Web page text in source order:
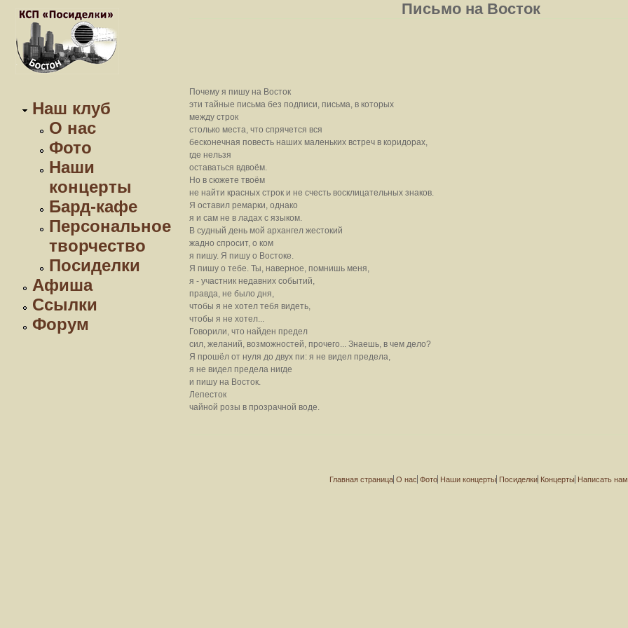
Наш клуб
О нас
Фото
Наши
концерты
Бард-кафе
Персональное
творчество
Посиделки
Афиша
Ссылки
Форум
Письмо на Восток
Почему я пишу на Восток
эти тайные письма без подписи, письма, в которых
между строк
столько места, что спрячется вся
бесконечная повесть наших маленьких встреч в коридорах,
где нельзя
оставаться вдвоём.
Но в сюжете твоём
не найти красных строк и не счесть восклицательных знаков.
Я оставил ремарки, однако
я и сам не в ладах с языком.
В судный день мой архангел жестокий
жадно спросит, о ком
я пишу. Я пишу о Востоке.
Я пишу о тебе. Ты, наверное, помнишь меня,
я - участник недавних событий,
правда, не было дня,
чтобы я не хотел тебя видеть,
чтобы я не хотел...
Говорили, что найден предел
сил, желаний, возможностей, прочего... Знаешь, в чем дело?
Я прошёл от нуля до двух пи: я не видел предела,
я не видел предела нигде
и пишу на Восток.
Лепесток
чайной розы в прозрачной воде.
Главная страница О нас Фото Наши концерты Посиделки Концерты Написать нам